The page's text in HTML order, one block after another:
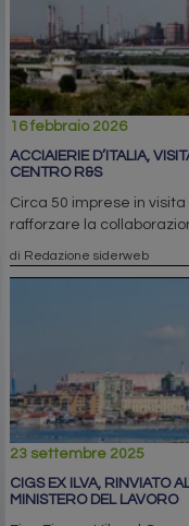
16 febbraio 2026
ACCIAIERIE D’ITALIA,
CENTRO R&S
Circa 50 imprese in
rafforzare la
di Redazione siderweb
23 settembre 2025
CIGS EX ILVA, RINVIATO
MINISTERO DEL LAVORO